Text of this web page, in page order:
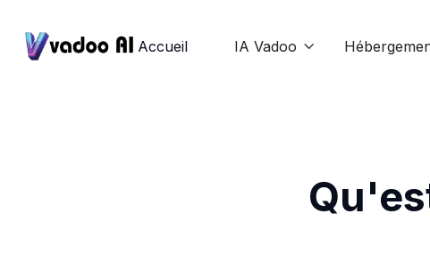
Accueil IA Vadoo 